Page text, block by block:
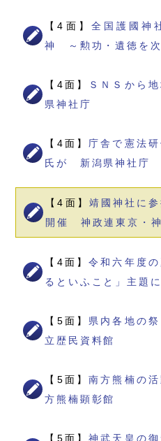
【4面】 全国護國神
神 ～勲功・遺徳を次
【4面】
ＳＮＳから
県神社庁
【4面】 庁舎で憲法
氏が 新潟県神社庁
【4面】 靖國神社に
開催 神政連東京・神
【4面】令和六年度
るといふこと」主題
【5面】 県内各地の
立歴民資料館
【5面】南方熊楠の
方熊楠顕彰館
【5面】神武天皇の